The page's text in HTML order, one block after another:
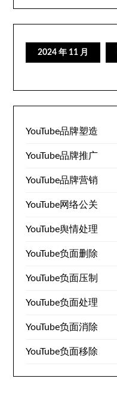
2024 年 11 月
YouTube品牌塑造
YouTube品牌推广
YouTube品牌营销
YouTube网络公关
YouTube舆情处理
YouTube负面删除
YouTube负面压制
YouTube负面处理
YouTube负面消除
YouTube负面移除